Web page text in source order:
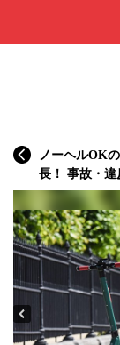
ノーヘルOK
長！ 事故・違